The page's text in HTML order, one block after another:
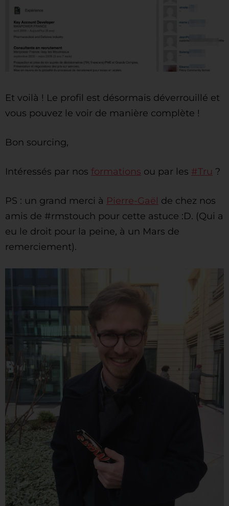
Et voilà ! Le profil est désormais déverrouillé et
vous pouvez le voir de manière complète !
Bon sourcing,
Intéressés par nos formations ou par les #Tru ?
PS : un grand merci à Pierre-Gaël de chez nos
amis de #rmstouch pour cette astuce :D. (Qui a
eu le droit pour la peine, à un Mars de
remerciement).